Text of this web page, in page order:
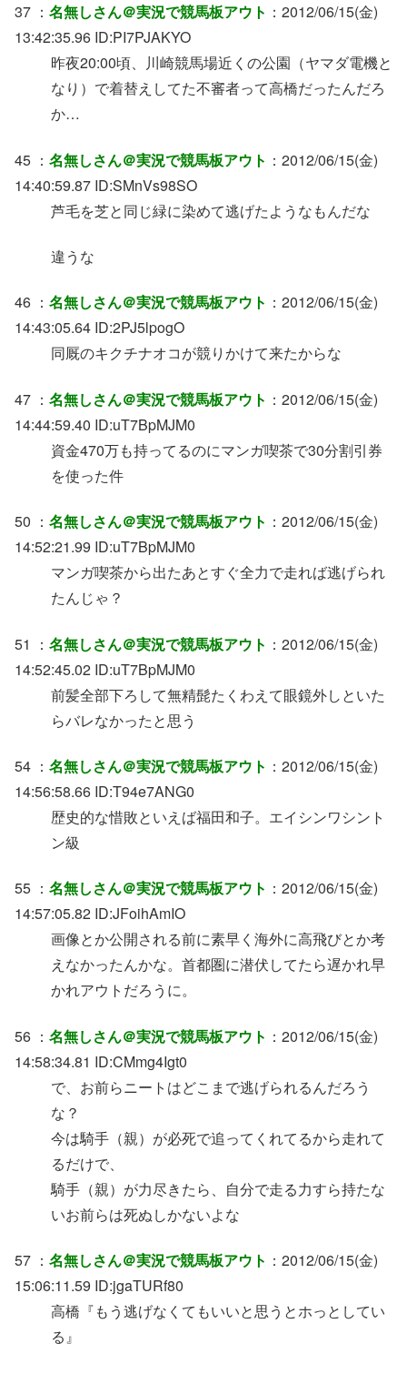
37 ： 名無しさん＠実況で競馬板アウト ：2012/06/15(金)
13:42:35.96 ID:PI7PJAKYO
昨夜20:00頃、川崎競馬場近くの公園（ヤマダ電機と
なり）で着替えしてた不審者って高橋だったんだろ
か…
45 ： 名無しさん＠実況で競馬板アウト ：2012/06/15(金)
14:40:59.87 ID:SMnVs98SO
芦毛を芝と同じ緑に染めて逃げたようなもんだな
違うな
46 ： 名無しさん＠実況で競馬板アウト ：2012/06/15(金)
14:43:05.64 ID:2PJ5lpogO
同厩のキクチナオコが競りかけて来たからな
47 ： 名無しさん＠実況で競馬板アウト ：2012/06/15(金)
14:44:59.40 ID:uT7BpMJM0
資金470万も持ってるのにマンガ喫茶で30分割引券
を使った件
50 ： 名無しさん＠実況で競馬板アウト ：2012/06/15(金)
14:52:21.99 ID:uT7BpMJM0
マンガ喫茶から出たあとすぐ全力で走れば逃げられ
たんじゃ？
51 ： 名無しさん＠実況で競馬板アウト ：2012/06/15(金)
14:52:45.02 ID:uT7BpMJM0
前髪全部下ろして無精髭たくわえて眼鏡外しといた
らバレなかったと思う
54 ： 名無しさん＠実況で競馬板アウト ：2012/06/15(金)
14:56:58.66 ID:T94e7ANG0
歴史的な惜敗といえば福田和子。エイシンワシント
ン級
55 ： 名無しさん＠実況で競馬板アウト ：2012/06/15(金)
14:57:05.82 ID:JFoihAmIO
画像とか公開される前に素早く海外に高飛びとか考
えなかったんかな。首都圏に潜伏してたら遅かれ早
かれアウトだろうに。
56 ： 名無しさん＠実況で競馬板アウト ：2012/06/15(金)
14:58:34.81 ID:CMmg4Igt0
で、お前らニートはどこまで逃げられるんだろう
な？
今は騎手（親）が必死で追ってくれてるから走れて
るだけで、
騎手（親）が力尽きたら、自分で走る力すら持たな
いお前らは死ぬしかないよな
57 ： 名無しさん＠実況で競馬板アウト ：2012/06/15(金)
15:06:11.59 ID:jgaTURf80
高橋『もう逃げなくてもいいと思うとホっとしてい
る』